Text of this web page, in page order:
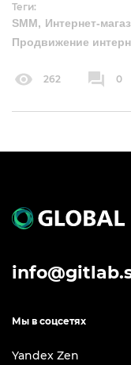
Теги:
SMM
Интернет-
Продвижение
262 0
Мы в соцсетях
Yandex Zen